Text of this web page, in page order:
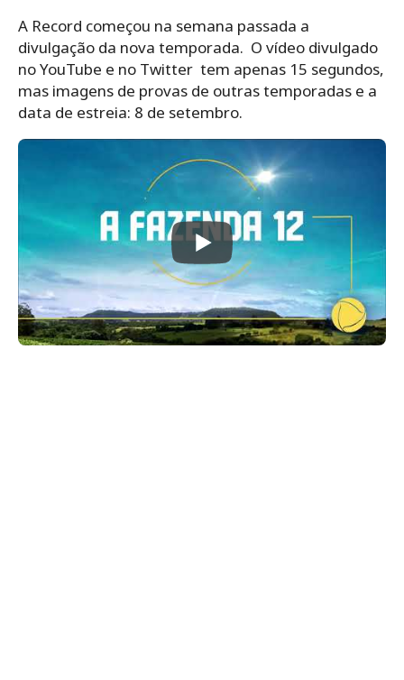
A Record começou na semana passada a
divulgação da nova temporada. O vídeo divulgado
no YouTube e no Twitter tem apenas 15 segundos,
mas imagens de provas de outras temporadas e a
data de estreia: 8 de setembro.